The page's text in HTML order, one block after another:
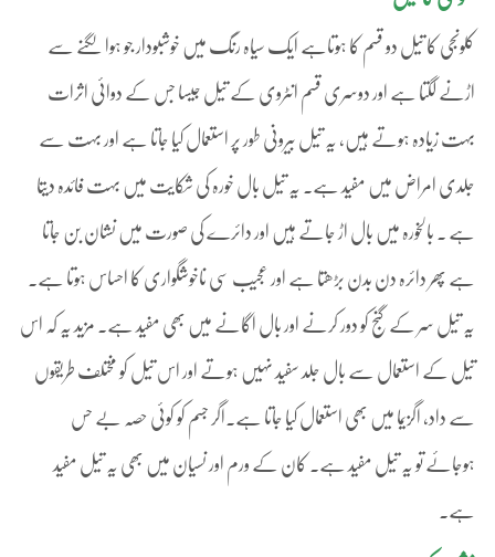
کلونجی کا تیل دو قسم کا ہوتاہے ایک سیاہ رنگ میں خوشبودار جو ہوا لگنے سے
اڑنے لگتا ہے اور دوسری قسم انٹروی کے تیل جیسا جس کے دوائی اثرات
بہت زیادہ ہوتے ہیں، یہ تیل بیرونی طور پر استعمال کیا جاتا ہے اور بہت سے
جلدی امراض میں مفید ہے۔ یہ تیل بال خورہ کی شکایت میں بہت فائدہ دیتا
ہے ۔ بالخورہ میں بال اڑ جاتے ہیں اور دائرے کی صورت میں نشان بن جاتا
ہے پھر دائرہ دن بدن بڑھتا ہے اور عجیب سی ناخوشگواری کا احساس ہوتا ہے۔
یہ تیل سر کے گنج کو دور کرنے اور بال اگانے میں بھی مفید ہے۔ مزید یہ کہ اس
تیل کے استعمال سے بال جلد سفید نہیں ہوتے اور اس تیل کو مختلف طریقوں
سے داد، اگزیما میں بھی استعمال کیا جاتا ہے۔اگر جسم کو کوئی حصہ بے حس
ہوجائے تو یہ تیل مفید ہے۔ کان کے ورم اور نسیان میں بھی یہ تیل مفید
ہے۔